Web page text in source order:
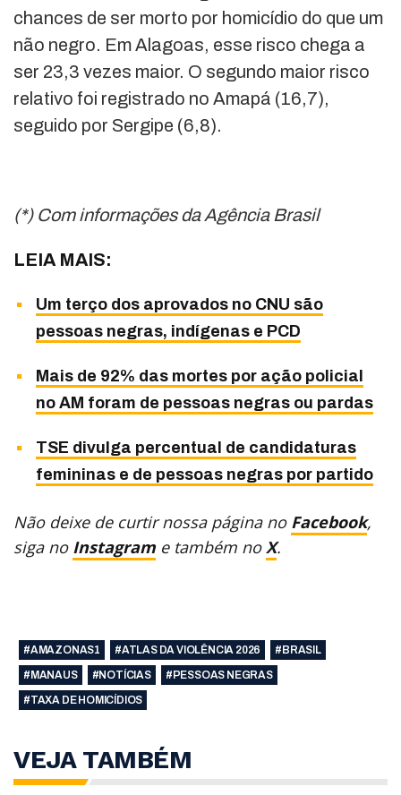
chances de ser morto por homicídio do que um
não negro. Em Alagoas, esse risco chega a
ser 23,3 vezes maior. O segundo maior risco
relativo foi registrado no Amapá (16,7),
seguido por Sergipe (6,8).
(*) Com informações da Agência Brasil
LEIA MAIS:
Um terço dos aprovados no CNU são
pessoas negras, indígenas e PCD
Mais de 92% das mortes por ação policial
no AM foram de pessoas negras ou pardas
TSE divulga percentual de candidaturas
femininas e de pessoas negras por partido
Não deixe de curtir nossa página no Facebook,
siga no Instagram e também noX.
#AMAZONAS1 #ATLAS DA VIOLÊNCIA 2026
#BRASIL
#MANAUS
#NOTÍCIAS
#PESSOAS NEGRAS
#TAXA DE HOMICÍDIOS
VEJA TAMBÉM